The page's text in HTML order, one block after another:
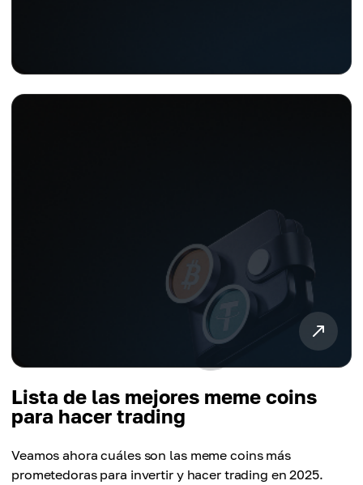
Lista de las mejores meme coins
para hacer trading
Veamos ahora cuáles son las meme coins más
prometedoras para invertir y hacer trading en 2025.